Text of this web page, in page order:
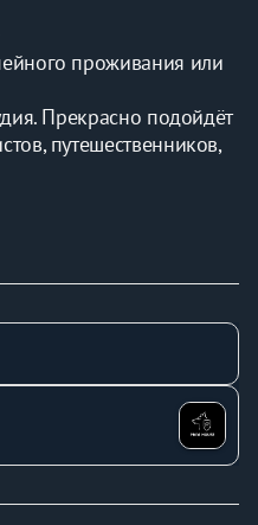
проживaния или
Прекрасно подойдёт
путешественников,
аптека, гипермаркет